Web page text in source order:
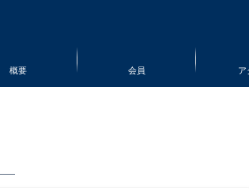
概要 会員 ア